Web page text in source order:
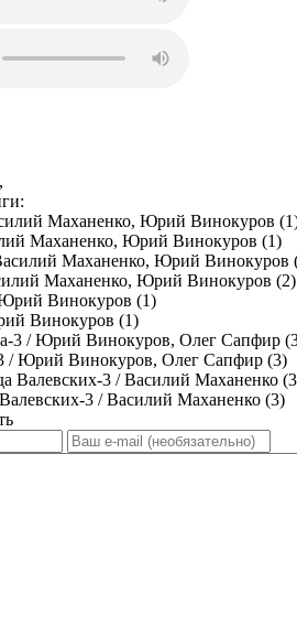
,
Маханенко, Юрий Винокуров (1)
Маханенко, Юрий Винокуров (2)
Винокуров (1)
/ Юрий Винокуров, Олег Сапфир (3)
3 / Василий Маханенко (3)